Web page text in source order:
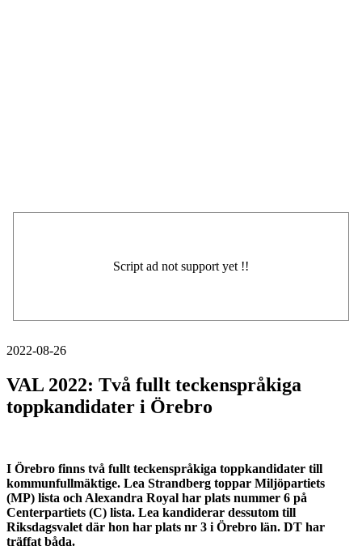
2022-08-26
VAL 2022: Två fullt teckenspråkiga
toppkandidater i Örebro
I Örebro finns två fullt teckenspråkiga toppkandidater till
kommunfullmäktige. Lea Strandberg toppar Miljöpartiets
(MP) lista och Alexandra Royal har plats nummer 6 på
Centerpartiets (C) lista. Lea kandiderar dessutom till
Riksdagsvalet där hon har plats nr 3 i Örebro län. DT har
träffat båda.